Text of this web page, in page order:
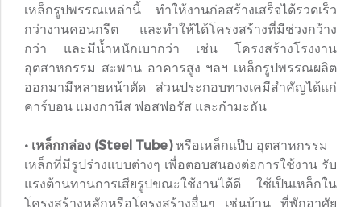
เหล็กรูปพรรณเหล่านี้ ทำให้งานก่อสร้างเสร็จได้รวดเร็ว
กว่างานคอนกรีต และทำให้ได้โครงสร้างที่มีช่วงกว้าง
กว่า และมีน้ำหนักเบากว่า เช่น โครงสร้างโรงงาน
อุตสาหกรรม สะพาน อาคารสูง ฯลฯ เหล็กรูปพรรณผลิต
ออกมามีหลายหน้าตัด ส่วนประกอบทางเคมีสำคัญได้แก่
คาร์บอน แมงกานีส ฟอสฟอรัส และกำมะถัน
• เหล็กกล่อง (Steel Tube)หรือเหล็กแป๊บ อุตสาหกรรม
เหล็กที่มีรูปร่างแบบต่างๆ เพื่อตอบสนองต่อการใช้งาน รับ
แรงต้านทานการเสียรูปขณะใช้งานได้ดี ใช้เป็นเหล็กใน
โครงสร้างหลักหรือโครงสร้างอื่นๆ เช่นบ้าน ที่พักอาศัย